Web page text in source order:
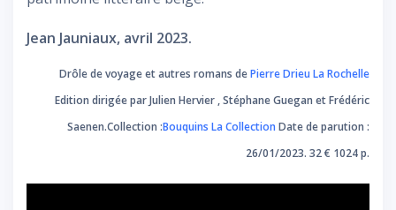
Jean Jauniaux, avril 2023.
Drôle de voyage et autres romans dePierre Drieu La Rochelle
Edition dirigée par Julien Hervier , Stéphane Guegan et Frédéric
Saenen.Collection :Bouquins La Collection Date de parution :
26/01/2023. 32 € 1024 p.